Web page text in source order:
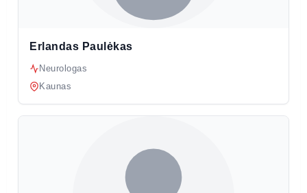
Erlandas Paulėkas
Neurologas
Kaunas